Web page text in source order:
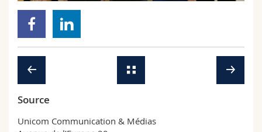
Sciences et médecine
Interfacultaire
Collaborateurs
Doctorants
Webmail
Programme des cours
MyUnifr
Source
Unicom Communication & Médias